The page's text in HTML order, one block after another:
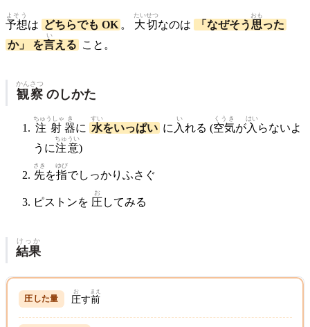
予想
よそう
は どちらでも OK 。 大切
たいせつ
なのは 「なぜそう思
おも
った
か」 を言
い
える こと。
観察
かんさつ
のしかた
注射
ちゅうしゃ
器
き
に 水
すい
をいっぱい に 入
い
れる (空気
くうき
が入
はい
らないよ
うに注意
ちゅうい
)
先
さき
を指
ゆび
でしっかりふさぐ
ピストンを 圧
お
してみる
結果
けっか
圧
お
す前
まえ